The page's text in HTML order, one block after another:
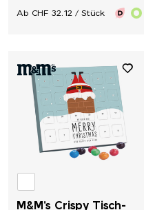
Ab CHF 32.12 / Stück
M&M's Crispy Tisch-